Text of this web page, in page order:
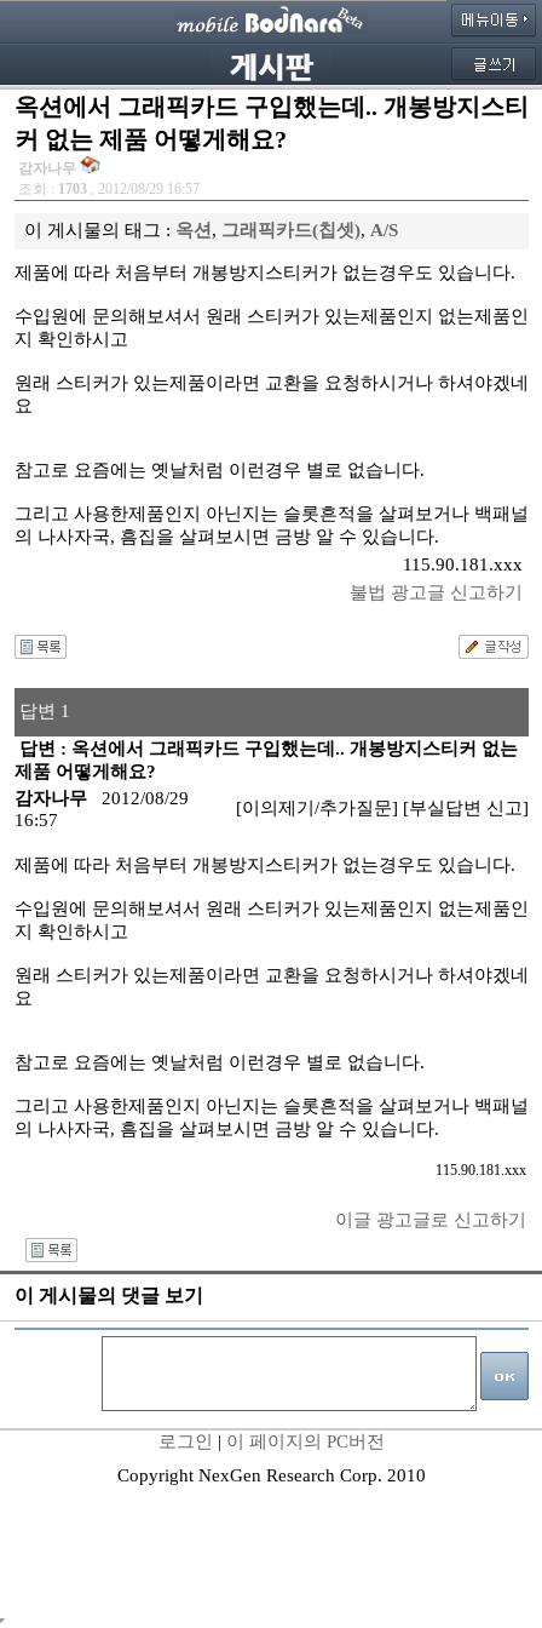
옥션에서 그래픽카드 구입했는데.. 개봉방지스티
커 없는 제품 어떻게해요?
감자나무
조회 : 1703 , 2012/08/29 16:57
이 게시물의 태그 : 옥션 , 그래픽카드(칩셋), A/S
제품에 따라 처음부터 개봉방지스티커가 없는경우도 있습니다.
수입원에 문의해보셔서 원래 스티커가 있는제품인지 없는제품인
지 확인하시고
원래 스티커가 있는제품이라면 교환을 요청하시거나 하셔야겠네
요
참고로 요즘에는 옛날처럼 이런경우 별로 없습니다.
그리고 사용한제품인지 아닌지는 슬롯흔적을 살펴보거나 백패널
의 나사자국, 흠집을 살펴보시면 금방 알 수 있습니다.
115.90.181.xxx
불법 광고글 신고하기
답변 1
답변 : 옥션에서 그래픽카드 구입했는데.. 개봉방지스티커 없는
제품 어떻게해요?
감자나무
2012/08/29
16:57
[이의제기/추가질문] [부실답변 신고]
제품에 따라 처음부터 개봉방지스티커가 없는경우도 있습니다.
수입원에 문의해보셔서 원래 스티커가 있는제품인지 없는제품인
지 확인하시고
원래 스티커가 있는제품이라면 교환을 요청하시거나 하셔야겠네
요
참고로 요즘에는 옛날처럼 이런경우 별로 없습니다.
그리고 사용한제품인지 아닌지는 슬롯흔적을 살펴보거나 백패널
의 나사자국, 흠집을 살펴보시면 금방 알 수 있습니다.
115.90.181.xxx
이글 광고글로 신고하기
이 게시물의 댓글 보기
로그인 | 이 페이지의 PC버전
Copyright NexGen Research Corp. 2010